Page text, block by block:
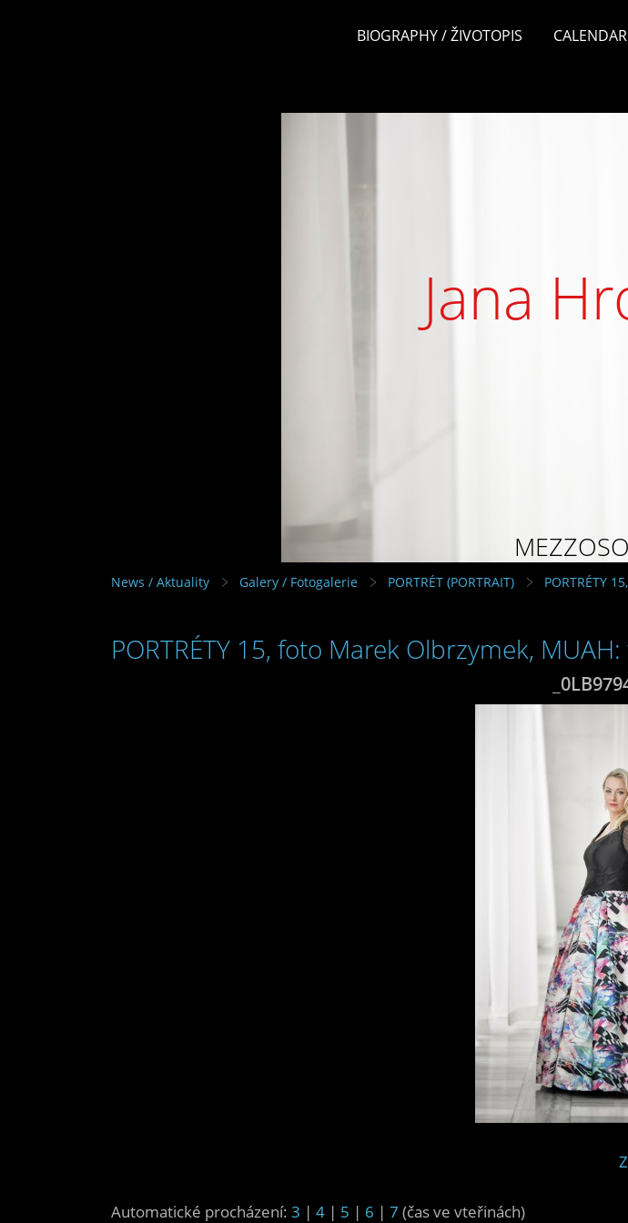
BIOGRAPHY / ŽIVOTOPIS
Jana
News / Aktuality Galery / Fotogalerie PORTRÉT (PORTRAIT) PORTRÉTY
PORTRÉTY 15, foto Marek Olbrzymek,
Automatické procházení: 3 | 4 | 5 | 6 | 7 (čas ve vteřinách)